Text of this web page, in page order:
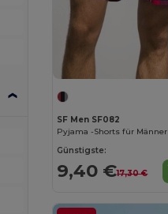
SF Men SF082
Pyjama -Shorts für Männer
Günstigste:
9,40 €17,30 €